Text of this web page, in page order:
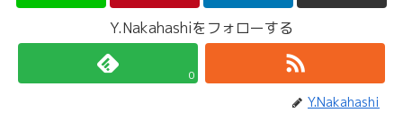
Y.Nakahashiをフォローする
0
Y.Nakahashi